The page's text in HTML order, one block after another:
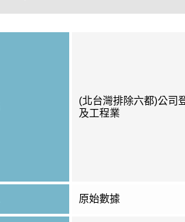
(北台灣排除六都)公司
及工程業
原始數據